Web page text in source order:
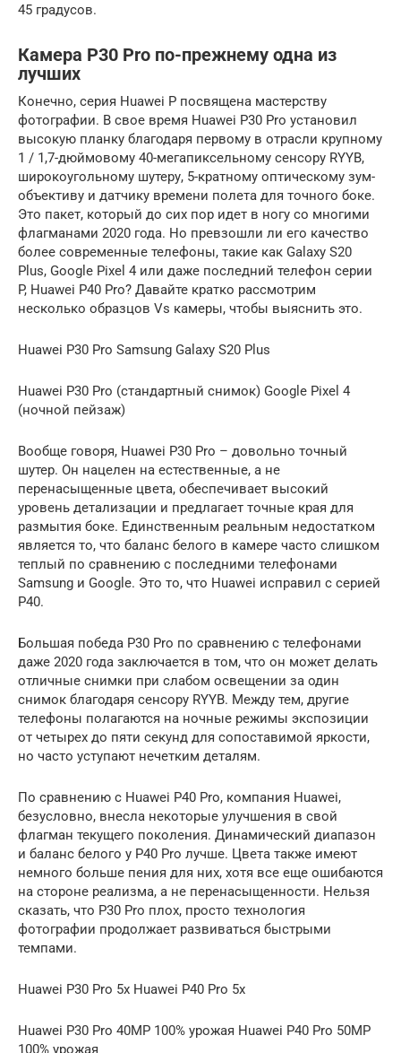
45 градусов.
Камера P30 Pro по-прежнему одна из
лучших
Конечно, серия Huawei P посвящена мастерству
фотографии. В свое время Huawei P30 Pro установил
высокую планку благодаря первому в отрасли крупному
1 / 1,7-дюймовому 40-мегапиксельному сенсору RYYB,
широкоугольному шутеру, 5-кратному оптическому зум-
объективу и датчику времени полета для точного боке.
Это пакет, который до сих пор идет в ногу со многими
флагманами 2020 года. Но превзошли ли его качество
более современные телефоны, такие как Galaxy S20
Plus, Google Pixel 4 или даже последний телефон серии
P, Huawei P40 Pro? Давайте кратко рассмотрим
несколько образцов Vs камеры, чтобы выяснить это.
Huawei P30 Pro Samsung Galaxy S20 Plus
Huawei P30 Pro (стандартный снимок) Google Pixel 4
(ночной пейзаж)
Вообще говоря, Huawei P30 Pro – довольно точный
шутер. Он нацелен на естественные, а не
перенасыщенные цвета, обеспечивает высокий
уровень детализации и предлагает точные края для
размытия боке. Единственным реальным недостатком
является то, что баланс белого в камере часто слишком
теплый по сравнению с последними телефонами
Samsung и Google. Это то, что Huawei исправил с серией
P40.
Большая победа P30 Pro по сравнению с телефонами
даже 2020 года заключается в том, что он может делать
отличные снимки при слабом освещении за один
снимок благодаря сенсору RYYB. Между тем, другие
телефоны полагаются на ночные режимы экспозиции
от четырех до пяти секунд для сопоставимой яркости,
но часто уступают нечетким деталям.
По сравнению с Huawei P40 Pro, компания Huawei,
безусловно, внесла некоторые улучшения в свой
флагман текущего поколения. Динамический диапазон
и баланс белого у P40 Pro лучше. Цвета также имеют
немного больше пения для них, хотя все еще ошибаются
на стороне реализма, а не перенасыщенности. Нельзя
сказать, что P30 Pro плох, просто технология
фотографии продолжает развиваться быстрыми
темпами.
Huawei P30 Pro 5x Huawei P40 Pro 5x
Huawei P30 Pro 40MP 100% урожая Huawei P40 Pro 50MP
100% урожая